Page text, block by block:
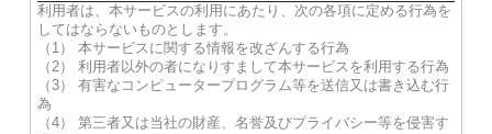
利用者は、本サービスの利用にあたり、次の各項に定める行為を
してはならないものとします。
（1） 本サービスに関する情報を改ざんする行為
（2） 利用者以外の者になりすまして本サービスを利用する行為
（3） 有害なコンピュータープログラム等を送信又は書き込む行
為
（4） 第三者又は当社の財産、名誉及びプライバシー等を侵害す